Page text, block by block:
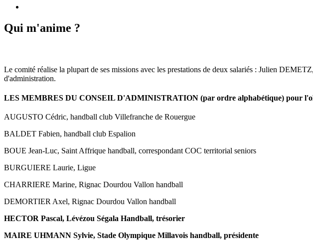
Qui m'anime ?
Le comité réalise la plupart de ses missions avec les prestations de deux salariés : Julien
d'administration.
LES MEMBRES DU CONSEIL D'ADMINISTRATION (par ordre alphabétique) pour
AUGUSTO Cédric, handball club Villefranche de Rouergue
BALDET Fabien, handball club Espalion
BOUE Jean-Luc, Saint Affrique handball, correspondant COC territorial seniors
BURGUIERE Laurie, Ligue
CHARRIERE Marine, Rignac Dourdou Vallon handball
DEMORTIER Axel, Rignac Dourdou Vallon handball
HECTOR Pascal, Lévézou Ségala Handball, trésorier
MAIRE UHMANN Sylvie, Stade Olympique Millavois handball, présidente